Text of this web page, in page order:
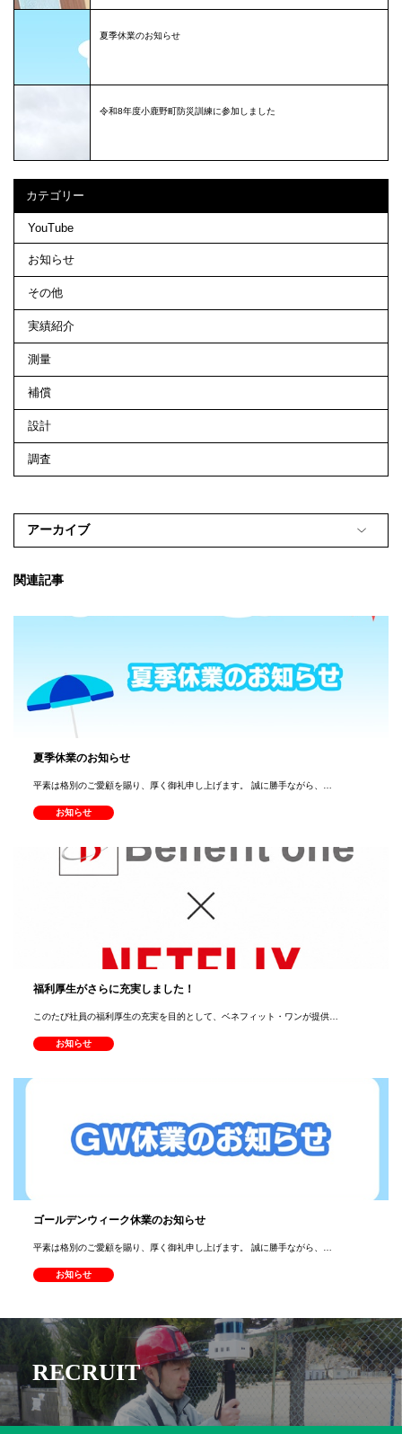
夏季休業のお知らせ
令和8年度小鹿野町防災訓練に参加しました
カテゴリー
YouTube
お知らせ
その他
実績紹介
測量
補償
設計
調査
アーカイブ
関連記事
夏季休業のお知らせ
平素は格別のご愛顧を賜り、厚く御礼申し上げます。 誠に勝手ながら、…
お知らせ
福利厚生がさらに充実しました！
このたび社員の福利厚生の充実を目的として、ベネフィット・ワンが提供…
お知らせ
ゴールデンウィーク休業のお知らせ
平素は格別のご愛顧を賜り、厚く御礼申し上げます。 誠に勝手ながら、…
お知らせ
RECRUIT